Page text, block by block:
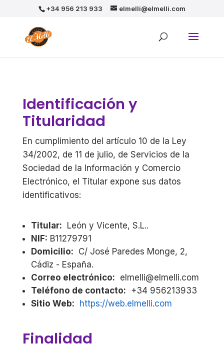
+34 956 213 933 elmelli@elmelli.com
Identificación y
Titularidad
En cumplimiento del artículo 10 de la Ley
34/2002, de 11 de julio, de Servicios de la
Sociedad de la Información y Comercio
Electrónico, el Titular expone sus datos
identificativos:
Titular: León y Vicente, S.L..
NIF: B11279791
Domicilio: C/ José Paredes Monge, 2,
Cádiz - España.
Correo electrónico: elmelli@elmelli.com
Teléfono de contacto: +34 956213933
Sitio Web:
https://web.elmelli.com
Finalidad